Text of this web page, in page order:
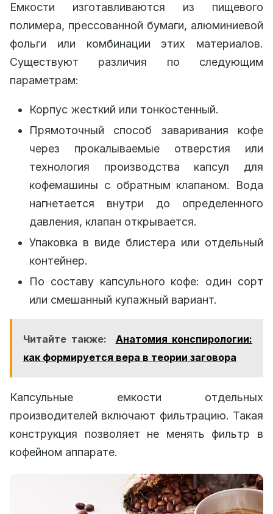
Емкости изготавливаются из пищевого
полимера, прессованной бумаги, алюминиевой
фольги или комбинации этих материалов.
Существуют различия по следующим
параметрам:
Корпус жесткий или тонкостенный.
Прямоточный способ заваривания кофе
через прокалываемые отверстия или
технология производства капсул для
кофемашины с обратным клапаном. Вода
нагнетается внутри до определенного
давления, клапан открывается.
Упаковка в виде блистера или отдельный
контейнер.
По составу капсульного кофе: один сорт
или смешанный купажный вариант.
Читайте также:
Анатомия конспирологии:
как формируется вера в теории заговора
Капсульные емкости отдельных
производителей включают фильтрацию. Такая
конструкция позволяет не менять фильтр в
кофейном аппарате.